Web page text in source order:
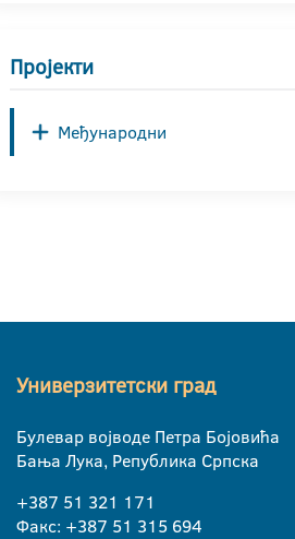
Пројекти
Међународни
Универзитетски град
Булевар војводе Петра Бојовића
Бања Лука, Република Српска
+387 51 321 171
Факс: +387 51 315 694